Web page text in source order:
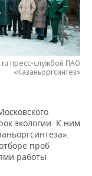
пресс-службой ПАО
«Казаньоргсинтез»
экологии. К ним
проб
работы